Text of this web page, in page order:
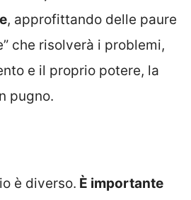
, approfittando delle paure
che risolverà i problemi,
e il proprio potere, la
pugno.
è diverso. È importante